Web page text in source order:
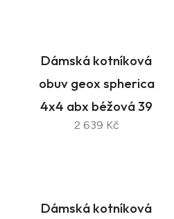
Dámská kotníková
obuv geox spherica
4x4 abx béžová 39
2 639 Kč
Dámská kotníková